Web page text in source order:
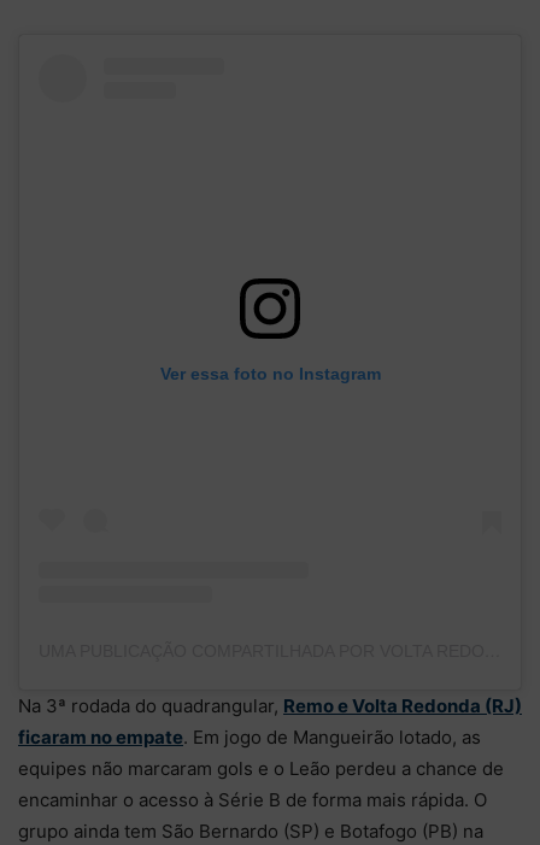
Ver essa foto no Instagram
Na 3ª rodada do quadrangular, Remo e Volta Redonda (RJ)
ficaram no empate. Em jogo de Mangueirão lotado, as
equipes não marcaram gols e o Leão perdeu a chance de
encaminhar o acesso à Série B de forma mais rápida. O
grupo ainda tem São Bernardo (SP) e Botafogo (PB) na